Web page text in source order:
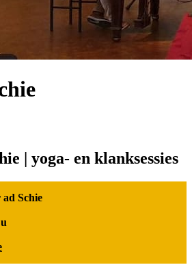
| yoga- en klanksessies
Schie